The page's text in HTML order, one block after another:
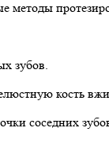
методы
зубов.
кость
соседних